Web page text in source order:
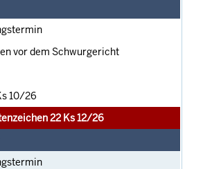
vor dem Schwurgericht
10/26
22 Ks 12/26